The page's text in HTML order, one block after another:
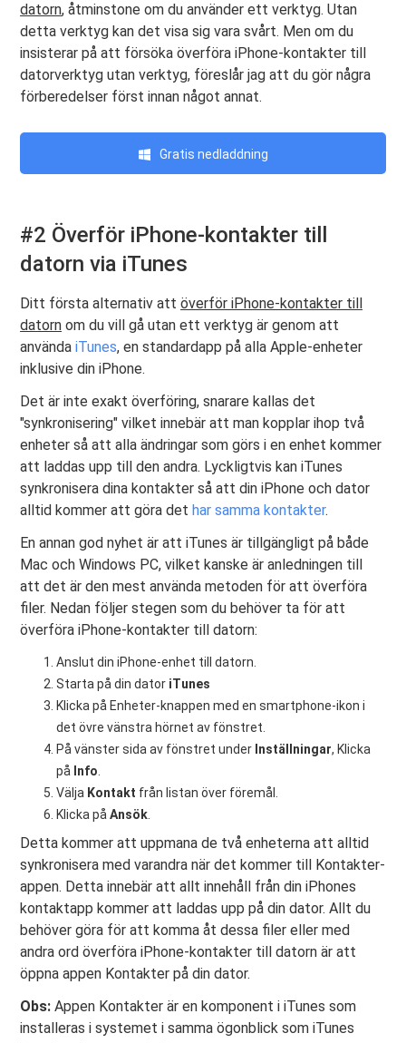
datorn, åtminstone om du använder ett verktyg. Utan
detta verktyg kan det visa sig vara svårt. Men om du
insisterar på att försöka överföra iPhone-kontakter till
datorverktyg utan verktyg, föreslår jag att du gör några
förberedelser först innan något annat.
Gratis nedladdning
#2 Överför iPhone-kontakter till
datorn via iTunes
Ditt första alternativ attöverför iPhone-kontakter till
datorn om du vill gå utan ett verktyg är genom att
användaiTunes, en standardapp på alla Apple-enheter
inklusive din iPhone.
Det är inte exakt överföring, snarare kallas det
"synkronisering" vilket innebär att man kopplar ihop två
enheter så att alla ändringar som görs i en enhet kommer
att laddas upp till den andra. Lyckligtvis kan iTunes
synkronisera dina kontakter så att din iPhone och dator
alltid kommer att göra det har samma kontakter.
En annan god nyhet är att iTunes är tillgängligt på både
Mac och Windows PC, vilket kanske är anledningen till
att det är den mest använda metoden för att överföra
filer. Nedan följer stegen som du behöver ta för att
överföra iPhone-kontakter till datorn:
Anslut din iPhone-enhet till datorn.
Starta på din dator iTunes
Klicka på Enheter-knappen med en smartphone-ikon i
det övre vänstra hörnet av fönstret.
På vänster sida av fönstret under Inställningar, Klicka
på Info
Välja Kontakt från listan över föremål.
Klicka påAnsök
Detta kommer att uppmana de två enheterna att alltid
synkronisera med varandra när det kommer till Kontakter-
appen. Detta innebär att allt innehåll från din iPhones
kontaktapp kommer att laddas upp på din dator. Allt du
behöver göra för att komma åt dessa filer eller med
andra ord överföra iPhone-kontakter till datorn är att
öppna appen Kontakter på din dator.
Obs:Appen Kontakter är en komponent i iTunes som
installeras i systemet i samma ögonblick som iTunes